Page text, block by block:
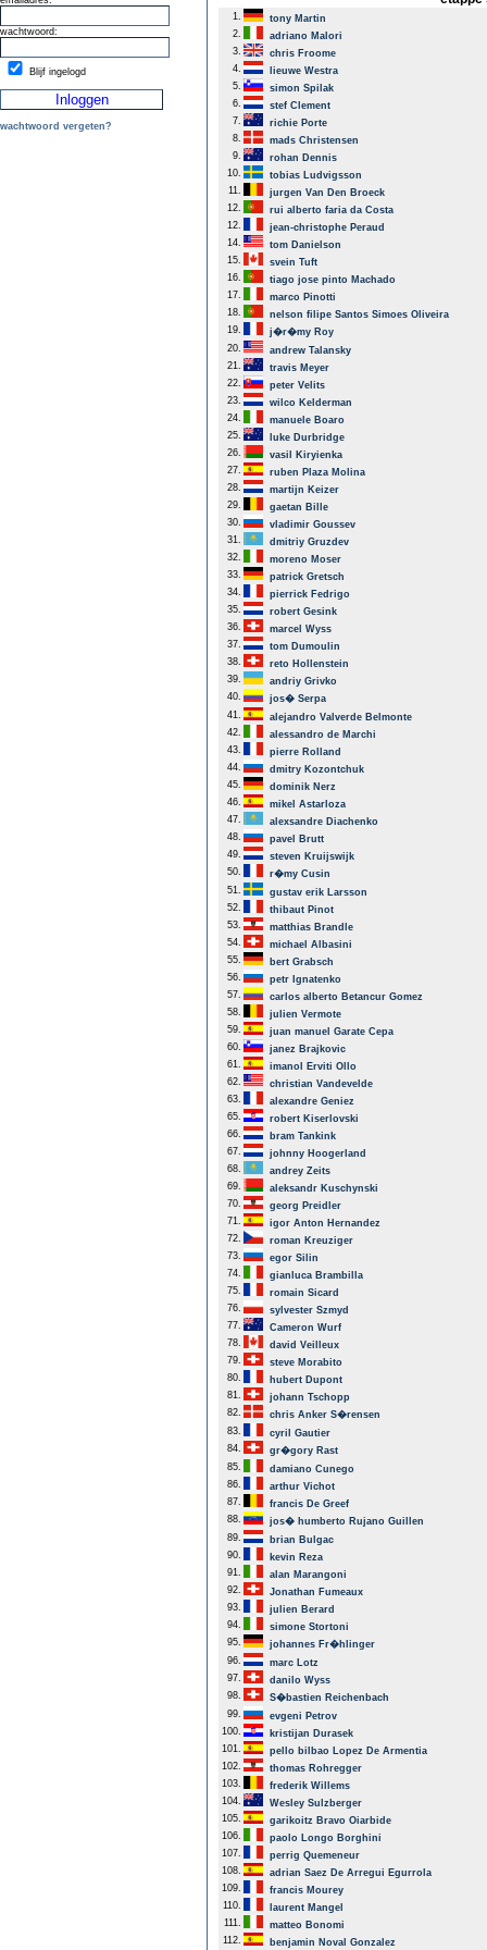
wachtwoord:
Blijf ingelogd
wachtwoord vergeten?
1.
tony Martin
2.
adriano Malori
3.
chris Froome
4.
lieuwe Westra
5.
simon Spilak
6.
stef Clement
7.
richie Porte
8.
mads Christensen
9.
rohan Dennis
10.
tobias Ludvigsson
11.
jurgen Van Den Broeck
12.
rui alberto faria da Costa
12.
jean-christophe Peraud
14.
tom Danielson
15.
svein Tuft
16.
tiago jose pinto Machado
17.
marco Pinotti
18.
nelson filipe Santos Simoes Oliveira
19.
j�r�my Roy
20.
andrew Talansky
21.
travis Meyer
22.
peter Velits
23.
wilco Kelderman
24.
manuele Boaro
25.
luke Durbridge
26.
vasil Kiryienka
27.
ruben Plaza Molina
28.
martijn Keizer
29.
gaetan Bille
30.
vladimir Goussev
31.
dmitriy Gruzdev
32.
moreno Moser
33.
patrick Gretsch
34.
pierrick Fedrigo
35.
robert Gesink
36.
marcel Wyss
37.
tom Dumoulin
38.
reto Hollenstein
39.
andriy Grivko
40.
jos� Serpa
41.
alejandro Valverde Belmonte
42.
alessandro de Marchi
43.
pierre Rolland
44.
dmitry Kozontchuk
45.
dominik Nerz
46.
mikel Astarloza
47.
alexsandre Diachenko
48.
pavel Brutt
49.
steven Kruijswijk
50.
r�my Cusin
51.
gustav erik Larsson
52.
thibaut Pinot
53.
matthias Brandle
54.
michael Albasini
55.
bert Grabsch
56.
petr Ignatenko
57.
carlos alberto Betancur Gomez
58.
julien Vermote
59.
juan manuel Garate Cepa
60.
janez Brajkovic
61.
imanol Erviti Ollo
62.
christian Vandevelde
63.
alexandre Geniez
65.
robert Kiserlovski
66.
bram Tankink
67.
johnny Hoogerland
68.
andrey Zeits
69.
aleksandr Kuschynski
70.
georg Preidler
71.
igor Anton Hernandez
72.
roman Kreuziger
73.
egor Silin
74.
gianluca Brambilla
75.
romain Sicard
76.
sylvester Szmyd
77.
Cameron Wurf
78.
david Veilleux
79.
steve Morabito
80.
hubert Dupont
81.
johann Tschopp
82.
chris Anker S�rensen
83.
cyril Gautier
84.
gr�gory Rast
85.
damiano Cunego
86.
arthur Vichot
87.
francis De Greef
88.
jos� humberto Rujano Guillen
89.
brian Bulgac
90.
kevin Reza
91.
alan Marangoni
92.
Jonathan Fumeaux
93.
julien Berard
94.
simone Stortoni
95.
johannes Fr�hlinger
96.
marc Lotz
97.
danilo Wyss
98.
S�bastien Reichenbach
99.
evgeni Petrov
100.
kristijan Durasek
101.
pello bilbao Lopez De Armentia
102.
thomas Rohregger
103.
frederik Willems
104.
Wesley Sulzberger
105.
garikoitz Bravo Oiarbide
106.
paolo Longo Borghini
107.
perrig Quemeneur
108.
adrian Saez De Arregui Egurrola
109.
francis Mourey
110.
laurent Mangel
111.
matteo Bonomi
112.
benjamin Noval Gonzalez